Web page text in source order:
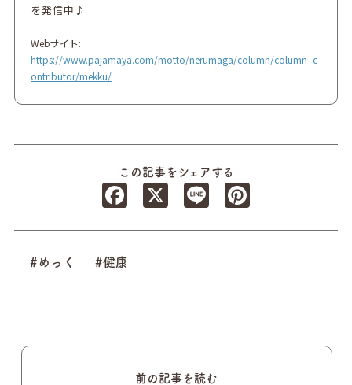
を発信中♪
Webサイト:
https://www.pajamaya.com/motto/nerumaga/column/column_c
ontributor/mekku/
この記事をシェアする
Facebook
Line
#めっく #健康
前の記事を読む